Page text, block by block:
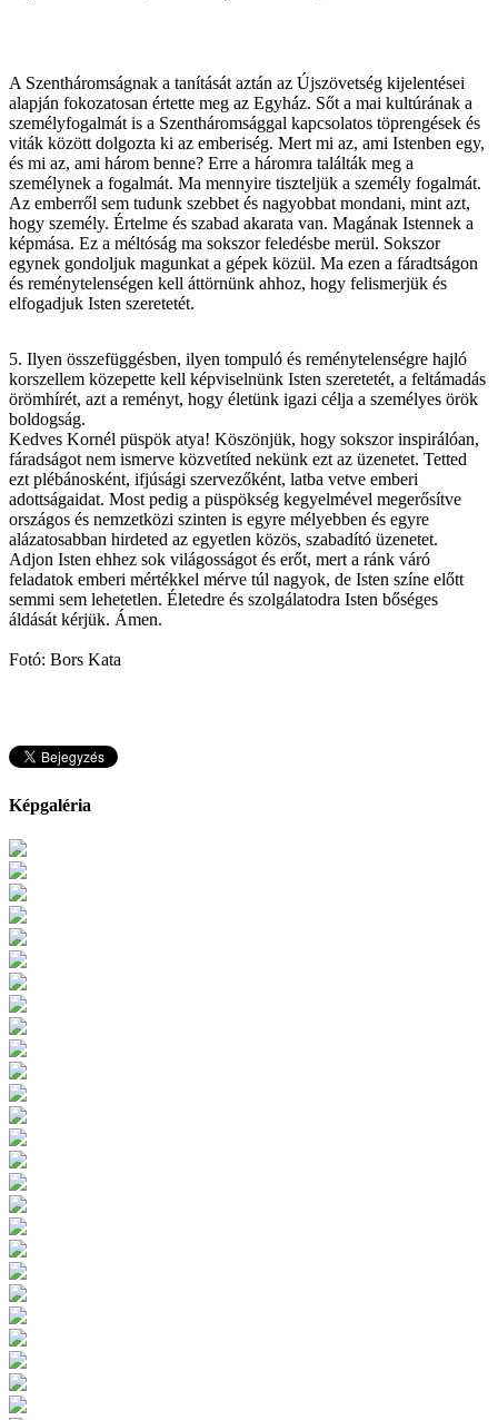
A Szentháromságnak a tanítását aztán az Újszövetség kijelentései
alapján fokozatosan értette meg az Egyház. Sőt a mai kultúrának a
személyfogalmát is a Szentháromsággal kapcsolatos töprengések és
viták között dolgozta ki az emberiség. Mert mi az, ami Istenben egy,
és mi az, ami három benne? Erre a háromra találták meg a
személynek a fogalmát. Ma mennyire tiszteljük a személy fogalmát.
Az emberről sem tudunk szebbet és nagyobbat mondani, mint azt,
hogy személy. Értelme és szabad akarata van. Magának Istennek a
képmása. Ez a méltóság ma sokszor feledésbe merül. Sokszor
egynek gondoljuk magunkat a gépek közül. Ma ezen a fáradtságon
és reménytelenségen kell áttörnünk ahhoz, hogy felismerjük és
elfogadjuk Isten szeretetét.
5. Ilyen összefüggésben, ilyen tompuló és reménytelenségre hajló
korszellem közepette kell képviselnünk Isten szeretetét, a feltámadás
örömhírét, azt a reményt, hogy életünk igazi célja a személyes örök
boldogság.
Kedves Kornél püspök atya! Köszönjük, hogy sokszor inspirálóan,
fáradságot nem ismerve közvetíted nekünk ezt az üzenetet. Tetted
ezt plébánosként, ifjúsági szervezőként, latba vetve emberi
adottságaidat. Most pedig a püspökség kegyelmével megerősítve
országos és nemzetközi szinten is egyre mélyebben és egyre
alázatosabban hirdeted az egyetlen közös, szabadító üzenetet.
Adjon Isten ehhez sok világosságot és erőt, mert a ránk váró
feladatok emberi mértékkel mérve túl nagyok, de Isten színe előtt
semmi sem lehetetlen. Életedre és szolgálatodra Isten bőséges
áldását kérjük. Ámen.
Fotó: Bors Kata
Képgaléria